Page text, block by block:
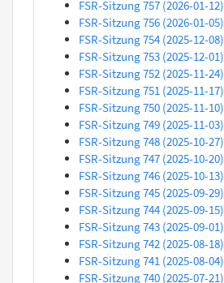
FSR-Sitzung 757 (2026-01-12)
FSR-Sitzung 756 (2026-01-05)
FSR-Sitzung 754 (2025-12-08)
FSR-Sitzung 753 (2025-12-01)
FSR-Sitzung 752 (2025-11-24)
FSR-Sitzung 751 (2025-11-17)
FSR-Sitzung 750 (2025-11-10)
FSR-Sitzung 749 (2025-11-03)
FSR-Sitzung 748 (2025-10-27)
FSR-Sitzung 747 (2025-10-20)
FSR-Sitzung 746 (2025-10-13)
FSR-Sitzung 745 (2025-09-29)
FSR-Sitzung 744 (2025-09-15)
FSR-Sitzung 743 (2025-09-01)
FSR-Sitzung 742 (2025-08-18)
FSR-Sitzung 741 (2025-08-04)
FSR-Sitzung 740 (2025-07-21)